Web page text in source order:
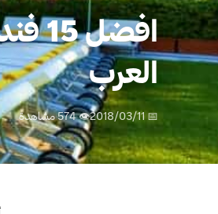
العرب
📅 2018/03/11 👁 574 مشاهدة